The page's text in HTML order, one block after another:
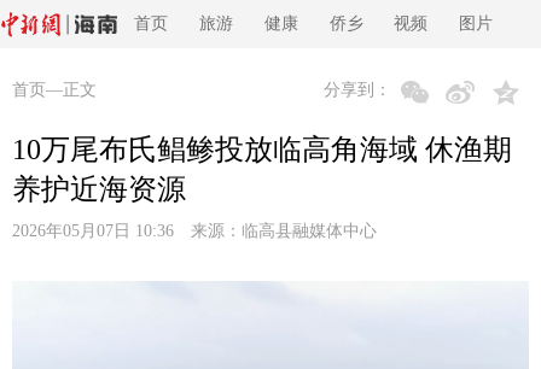
首页 旅游 健康 侨乡 视频 图片
首页 —正文 分享到：
10万尾布氏鲳鲹投放临高角海域 休渔期
养护近海资源
2026年05月07日 10:36 来源： 临高县融媒体中心